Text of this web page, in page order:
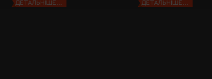
ДЕТАЛЬНІШЕ... ДЕТАЛЬНІШЕ...